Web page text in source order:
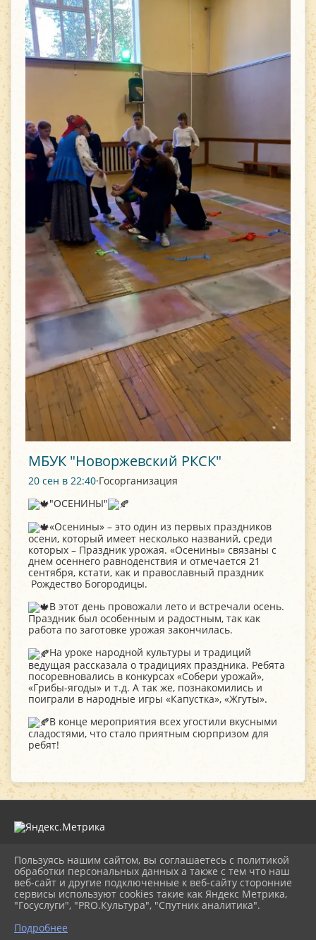
МБУК "Новоржевский РКСК"
20 сен в 22:40·Госорганизация
"ОСЕНИНЫ"
«Осенины» – это один из первых праздников
осени, который имеет несколько названий, среди
которых – Праздник урожая. «Осенины» связаны с
днем осеннего равноденствия и отмечается 21
сентября, кстати, как и православный праздник
Рождество Богородицы.
В этот день провожали лето и встречали осень.
Праздник был особенным и радостным, так как
работа по заготовке урожая закончилась.
На уроке народной культуры и традиций
ведущая рассказала о традициях праздника. Ребята
посоревновались в конкурсах «Собери урожай»,
«Грибы-ягоды» и т.д. А так же, познакомились и
поиграли в народные игры «Капустка», «Жгуты».
В конце мероприятия всех угостили вкусными
сладостями, что стало приятным сюрпризом для
ребят!
2026 г. novorgevrkk.ru
Вход
Карта сайта
Политика обработки персональных данных
Сделано на KubCMS
Пользуясь нашим сайтом, вы соглашаетесь с политикой
обработки персональных данных а также с тем что наш
веб-сайт и другие подключенные к веб-сайту сторонние
сервисы используют cookies такие как Яндекс Метрика,
"Госуслуги", "PRO.Культура", "Спутник аналитика".
Подробнее